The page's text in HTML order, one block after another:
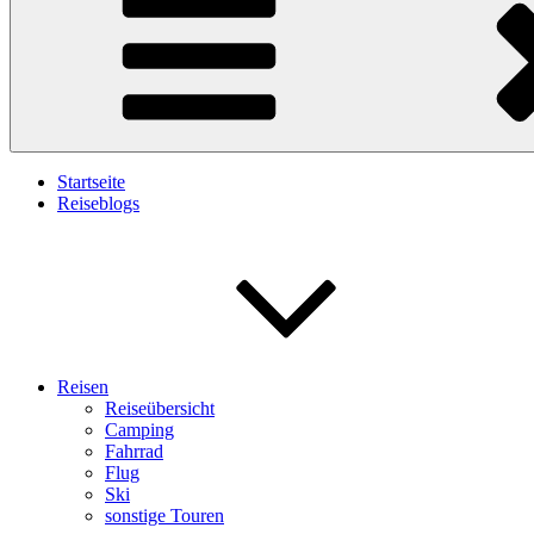
Startseite
Reiseblogs
Reisen
Reiseübersicht
Camping
Fahrrad
Flug
Ski
sonstige Touren